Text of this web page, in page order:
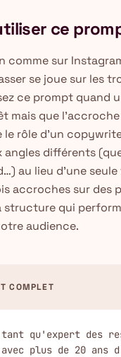
ce
comme sur
se joue sur les
ce prompt quand
mais que
le rôle d'un
angles différents
au lieu d'une seule
accroches sur des
structure qui
audience.
COMPLET
qu'expert des
plus de 20 ans